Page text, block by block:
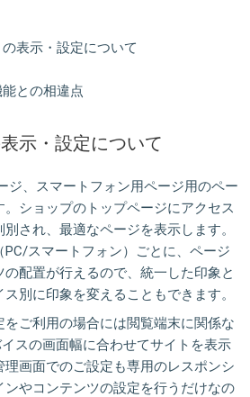
表示・設定について
との相違点
示・設定について
ジ、スマートフォン用ページ用のペー
ショップのトップページにアクセス
され、最適なページを表示します。
スマートフォン）ごとに、ページ
配置が行えるので、統一した印象と
別に印象を変えることもできます。
をご利用の場合には閲覧端末に関係な
イスの画面幅に合わせてサイトを表示
画面でのご設定も専用のレスポンシ
やコンテンツの設定を行うだけなの